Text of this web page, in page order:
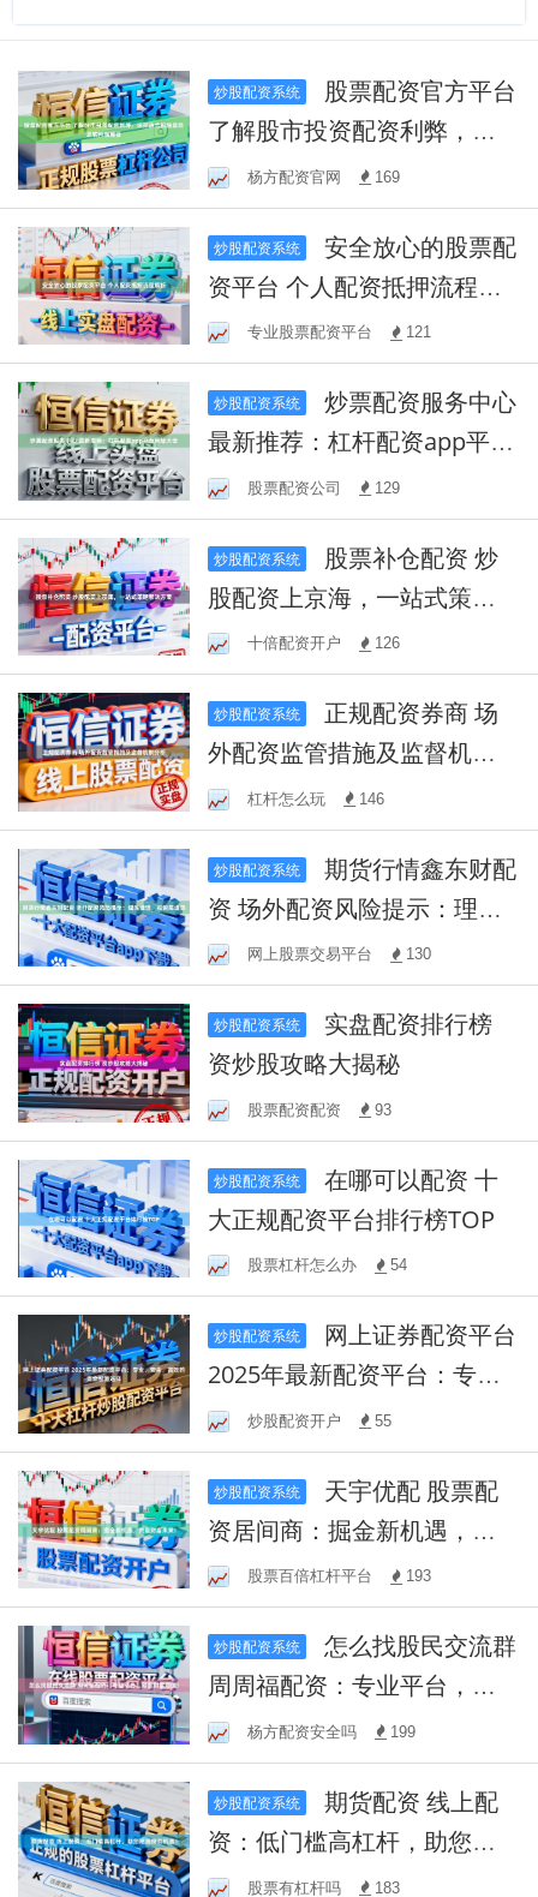
炒股配资系统
了解股市投资配资利弊，选
择适合的股票交易软件很重
要
杨方配资官网 169
炒股配资系统
安全放心的股票配
资平台 个人配资抵押流程解
析
专业股票配资平台 121
炒股配资系统
炒票配资服务中心
最新推荐：杠杆配资app平台
网址大全
股票配资公司 129
炒股配资系统
股配资上京海，一站式策略
解决方案
十倍配资开户 126
炒股配资系统
外配资监管措施及监督机制
分析杠杆怎么玩 146
炒股配资系统
期货行情鑫东财配
资 场外配资风险提示：理性
谨慎，投资需谨慎
网上股票交易平台 130
炒股配资系统
资炒股攻略大揭秘
股票配资配资 93
炒股配资系统
在哪可以配资 十
大正规配资平台排行榜TOP
股票杠杆怎么办 54
炒股配资系统
2025年最新配资平台：专
业、安全、高效的资金配置
选择
炒股配资开户 55
炒股配资系统
资居间商：掘金新机遇，共
赢财富未来！
股票百倍杠杆平台 193
炒股配资系统
怎么找股民交流群
周周福配资：专业平台，助
您财富增值！
杨方配资安全吗 199
炒股配资系统
期货配资 线上配
资：低门槛高杠杆，助您把
握投资机遇！
股票有杠杆吗 183